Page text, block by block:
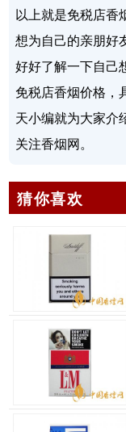
以上就是免税店香
想为自己的亲朋好
好好了解一下自己
免税店香烟价格，
天小编就为大家介
关注香烟网。
猜你喜欢